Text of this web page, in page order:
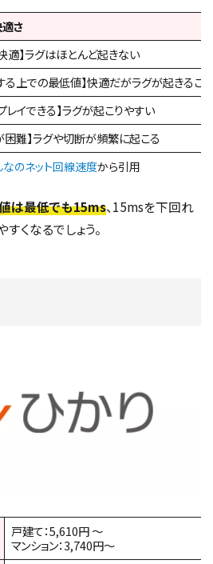
さ
適】ラグはほとんど起きない
る上での最低値】快適だがラグが起きるこ
レイできる】ラグが起こりやすい
困難】ラグや切断が頻繁に起こる
なのネット回線速度から引用
は最低でも15ms、15msを下回れ
くなるでしょう。
戸建て：5,610円 ～
マンション：3,740円～